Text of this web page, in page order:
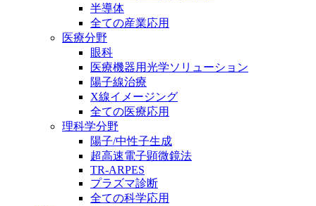
半導体
全ての産業応用
医療分野
眼科
医療機器用光学ソリューション
陽子線治療
X線イメージング
全ての医療応用
理科学分野
陽子/中性子生成
超高速電子顕微鏡法
TR-ARPES
プラズマ診断
全ての科学応用